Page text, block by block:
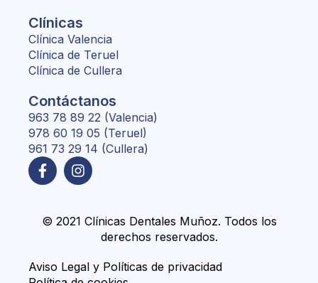
Clínicas
Clínica Valencia
Clínica de Teruel
Clínica de Cullera
Contáctanos
963 78 89 22 (Valencia)
978 60 19 05 (Teruel)
961 73 29 14 (Cullera)
© 2021 Clínicas Dentales Muñoz. Todos los
derechos reservados.
Aviso Legal y Políticas de privacidad